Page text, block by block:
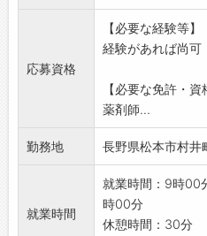
*お子さまの行事
いません。
※ブランクのある
ただけます。
*応募する方は、
ください。
「変更範囲:変更
応募資格
【必要な経験等】
経験があれば尚可
【必要な免許・資
薬剤師...
勤務地 長野県松本市村
就業時間
就業時間：9時00
時00分
休憩時間：30分